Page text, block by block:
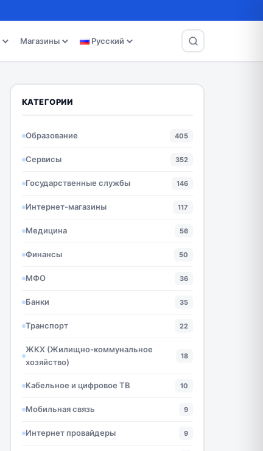
Магазины Русский
КАТЕГОРИИ
Образование 405
Сервисы 352
Государственные службы 146
Интернет-магазины 117
Медицина 56
Финансы 50
МФО 36
Банки 35
Транспорт 22
ЖКХ (Жилищно-коммунальное
хозяйство)
18
Кабельное и цифровое ТВ 10
Мобильная связь 9
Интернет провайдеры 9